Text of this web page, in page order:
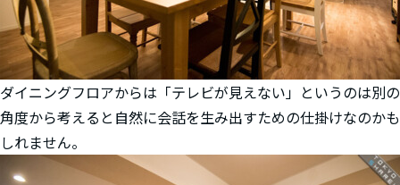
ダイニングフロアからは「テレビが見えない」というのは別の
角度から考えると自然に会話を生み出すための仕掛けなのかも
しれません。